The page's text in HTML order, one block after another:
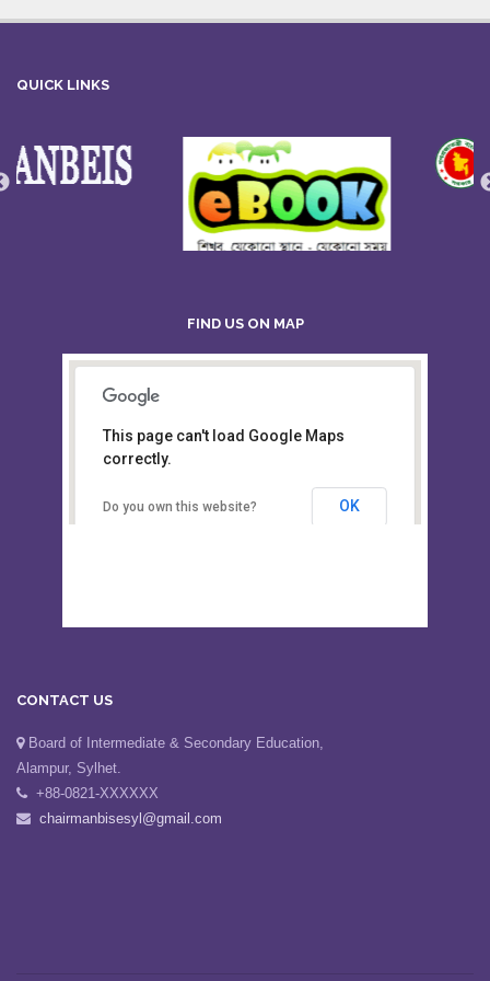
QUICK LINKS
FIND US ON MAP
Secondary Education, Alampur,
Sylhet
This page can't load Google Maps
Board of Intermediate & Secondary Education,
Alampur, Sylhet.
+88-0821-XXXXXX